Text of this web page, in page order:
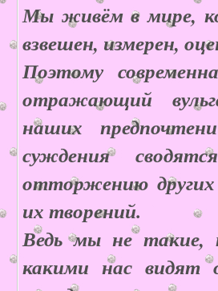
Мы живём в мире,
взвешен, измерен,
Поэтому
отражающий
наших
суждения
отторжению
их творений.
Ведь мы не такие,
какими нас